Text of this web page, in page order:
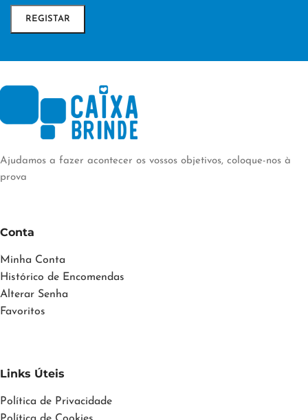
Ajudamos a fazer acontecer os vossos objetivos, coloque-nos à
prova
Conta
Minha Conta
Histórico de Encomendas
Alterar Senha
Favoritos
Links Úteis
Política de Privacidade